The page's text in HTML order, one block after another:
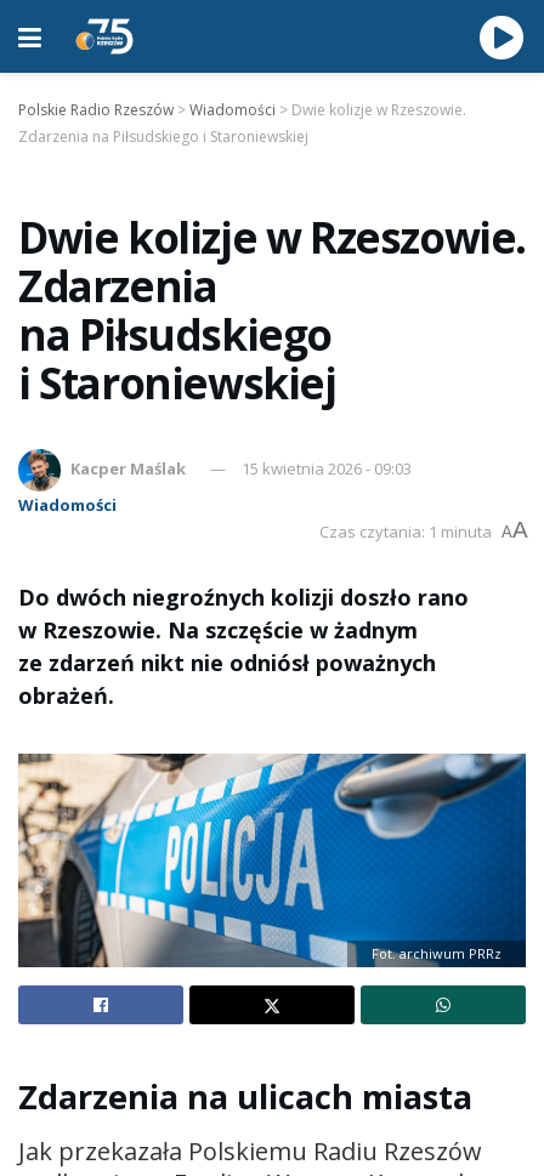
Polskie Radio Rzeszów >Wiadomości > Dwie kolizje w Rzeszowie.
Zdarzenia na Piłsudskiego i Staroniewskiej
Dwie kolizje w Rzeszowie.
Zdarzenia
na Piłsudskiego
i Staroniewskiej
Kacper Maślak
15 kwietnia 2026 - 09:03
Wiadomości
Czas czytania: 1 minuta AA
Do dwóch niegroźnych kolizji doszło rano
w Rzeszowie. Na szczęście w żadnym
ze zdarzeń nikt nie odniósł poważnych
obrażeń.
Fot. archiwum PRRz
Zdarzenia na ulicach miasta
Jak przekazała Polskiemu Radiu Rzeszów